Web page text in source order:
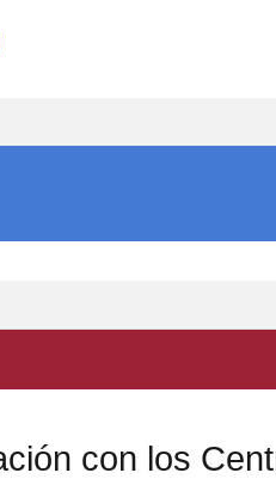
con los